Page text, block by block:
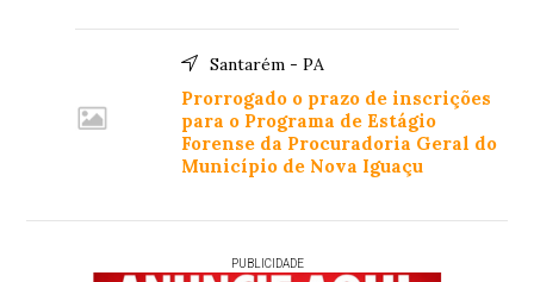
Santarém - PA
Prorrogado o prazo de inscrições
para o Programa de Estágio
Forense da Procuradoria Geral do
Município de Nova Iguaçu
PUBLICIDADE